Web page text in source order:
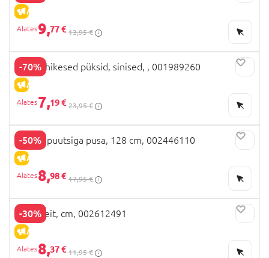
ALLAHINDLUS
9,77 € 13,95 €
-70%
ALLAHINDLUS
OVS lühikesed püksid, sinised, , 001989260
7,19 € 23,95 €
-50%
ALLAHINDLUS
OVS kapuutsiga pusa, 128 cm, 002446110
8,98 € 17,95 €
-30%
ALLAHINDLUS
OVS kleit, cm, 002612491
8,37 € 11,95 €